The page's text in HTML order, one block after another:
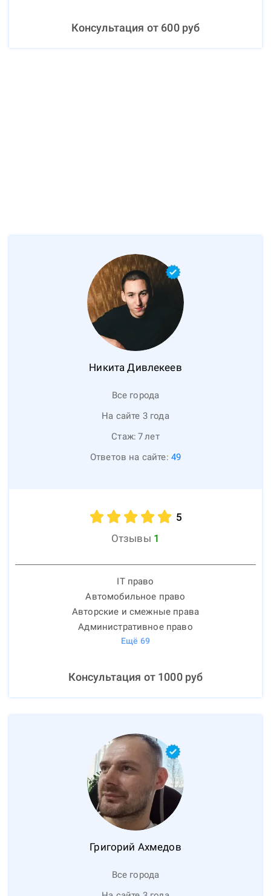
Консультация от 600руб
Никита Дивлекеев
Все города
На сайте 3 года
Стаж: 7лет
Ответов на сайте: 49
5
Отзывы 1
IT право
Автомобильное право
Авторские и смежные права
Административное право
Ещё 69
Консультация от 1000руб
Григорий Ахмедов
Все города